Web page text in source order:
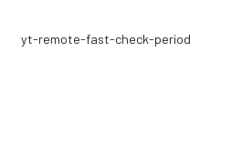
yt-remote-fast-check-period